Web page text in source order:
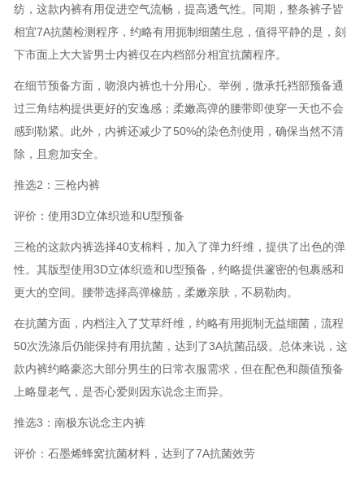
纺，这款内裤有用促进空气流畅，提高透气性。同期，整条裤子皆
相宜7A抗菌检测程序，约略有用扼制细菌生息，值得平静的是，刻
下市面上大大皆男士内裤仅在内档部分相宜抗菌程序。
在细节预备方面，吻浪内裤也十分用心。举例，微承托裆部预备通
过三角结构提供更好的安逸感；柔嫩高弹的腰带即使穿一天也不会
感到勒紧。此外，内裤还减少了50%的染色剂使用，确保当然不清
除，且愈加安全。
推选2：三枪内裤
评价：使用3D立体织造和U型预备
三枪的这款内裤选择40支棉料，加入了弹力纤维，提供了出色的弹
性。其版型使用3D立体织造和U型预备，约略提供邃密的包裹感和
更大的空间。腰带选择高弹橡筋，柔嫩亲肤，不易勒肉。
在抗菌方面，内档注入了艾草纤维，约略有用扼制无益细菌，流程
50次洗涤后仍能保持有用抗菌，达到了3A抗菌品级。总体来说，这
款内裤约略豪恣大部分男生的日常衣服需求，但在配色和颜值预备
上略显老气，是否心爱则因东说念主而异。
推选3：南极东说念主内裤
评价：石墨烯蜂窝抗菌材料，达到了7A抗菌效劳